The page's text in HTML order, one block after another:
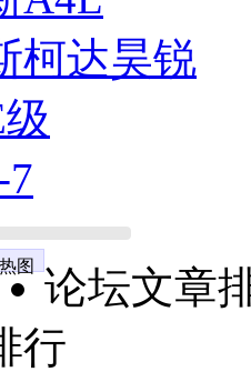
柯达昊锐
图
论坛文章
行